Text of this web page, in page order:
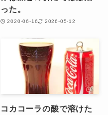
った。
2020-06-16 2026-05-12
コカコーラの酸で溶けた